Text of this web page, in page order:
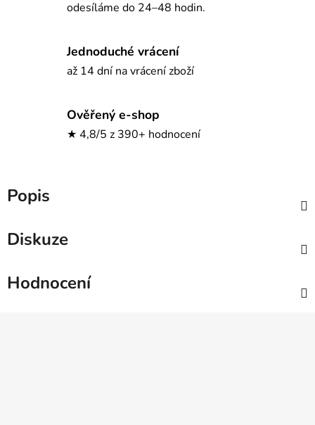
odesíláme do 24–48 hodin.
Jednoduché vrácení
až 14 dní na vrácení zboží
Ověřený e-shop
★ 4,8/5 z 390+ hodnocení
Popis
Diskuze
Hodnocení